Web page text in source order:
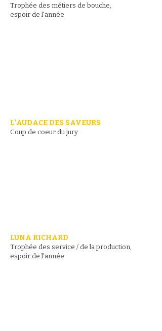
Trophée des métiers de bouche,
espoir de l'année
L'AUDACE DES SAVEURS
Coup de coeur du jury
LUNA RICHARD
Trophée des service / de la production,
espoir de l'année